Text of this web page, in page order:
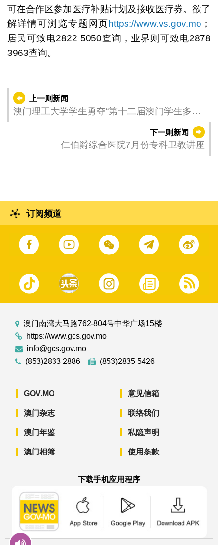
可在合作区参加医疗补贴计划及接收医疗券。欲了
解详情可浏览专题网页https://www.vs.gov.mo ；
居民可致电2822 5050查询，业界则可致电2878
3963查询。
上一则新闻
澳门理工大学学生勇夺“第十二届澳门学生多媒
下一则新闻
仁伯爵综合医院7月份专科卫教讲座
订阅频道
澳门南湾大马路762-804号中华广场15楼
https://www.gcs.gov.mo
info@gcs.gov.mo
(853)2833 2886
(853)2835 5426
GOV.MO
澳门杂志
澳门年鉴
澳门相簿
意见信箱
联络我们
私隐声明
使用条款
下载手机应用程序